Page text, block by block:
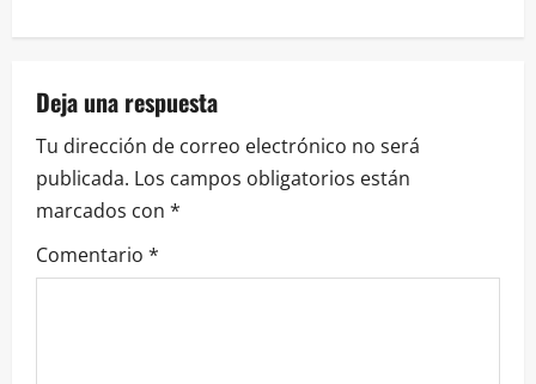
Deja una respuesta
Tu dirección de correo electrónico no será
publicada. Los campos obligatorios están
marcados con *
Comentario *